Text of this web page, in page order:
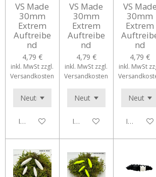
VS Made
30mm
Extrem
Auftreibe
nd
4,79 €
inkl. MwSt zzgl.
Versandkosten
In den Warenkorb
VS Made
30mm
Extrem
Auftreibe
nd
4,79 €
inkl. MwSt zzgl.
Versandkosten
In den Warenkorb
VS Made
30mm
Extrem
nd
4,79 €
inkl. MwSt
In den